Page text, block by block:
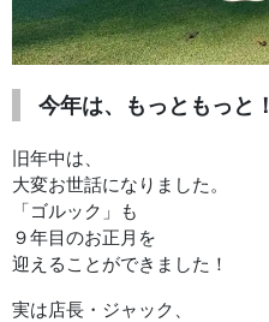
今年は、もっともっと！
旧年中は、
大変お世話になりました。
「ゴルック」も
９年目のお正月を
迎えることができました！
実は店長・ジャック、